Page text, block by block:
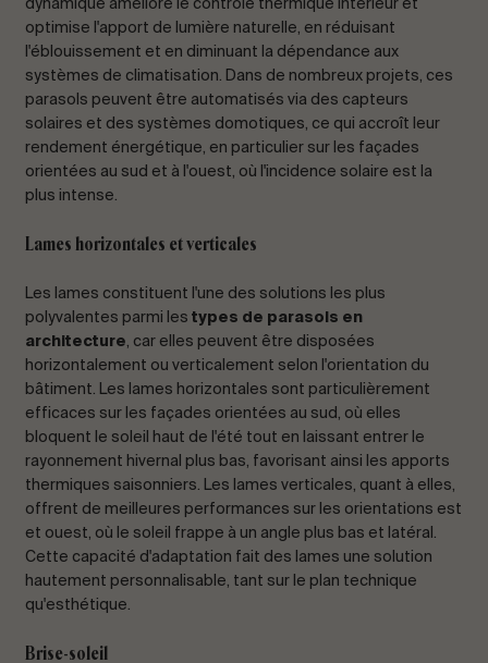
dynamique améliore le contrôle thermique intérieur et
optimise l'apport de lumière naturelle, en réduisant
l'éblouissement et en diminuant la dépendance aux
systèmes de climatisation. Dans de nombreux projets, ces
parasols peuvent être automatisés via des capteurs
solaires et des systèmes domotiques, ce qui accroît leur
rendement énergétique, en particulier sur les façades
orientées au sud et à l'ouest, où l'incidence solaire est la
plus intense.
Lames horizontales et verticales
Les lames constituent l'une des solutions les plus
polyvalentes parmi les types de parasols en
architecture, car elles peuvent être disposées
horizontalement ou verticalement selon l'orientation du
bâtiment. Les lames horizontales sont particulièrement
efficaces sur les façades orientées au sud, où elles
bloquent le soleil haut de l'été tout en laissant entrer le
rayonnement hivernal plus bas, favorisant ainsi les apports
thermiques saisonniers. Les lames verticales, quant à elles,
offrent de meilleures performances sur les orientations est
et ouest, où le soleil frappe à un angle plus bas et latéral.
Cette capacité d'adaptation fait des lames une solution
hautement personnalisable, tant sur le plan technique
qu'esthétique.
Brise-soleil